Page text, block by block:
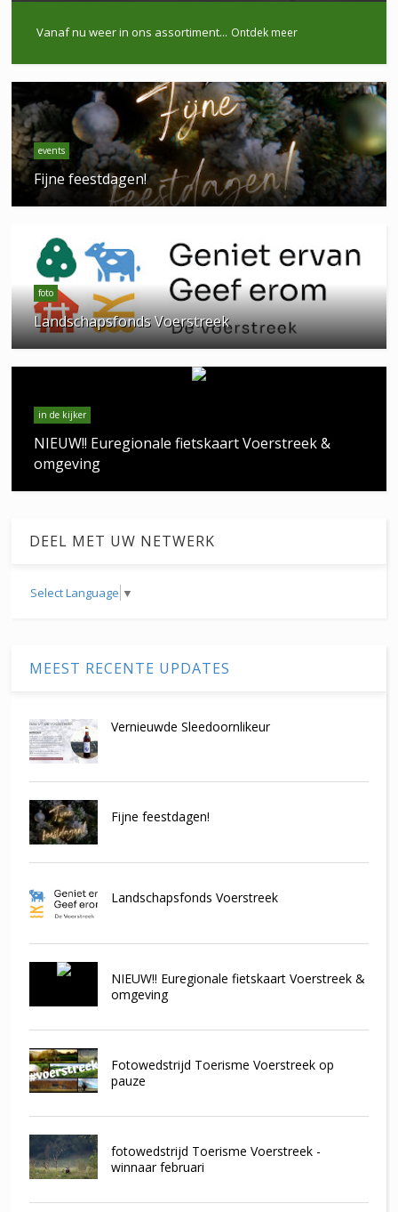
Vanaf nu weer in ons assortiment... Ontdek meer
events
Fijne feestdagen!
foto
Landschapsfonds Voerstreek
in de kijker
NIEUW!! Euregionale fietskaart Voerstreek &
omgeving
DEEL MET UW NETWERK
Select Language ▼
MEEST RECENTE UPDATES
Vernieuwde Sleedoornlikeur
Fijne feestdagen!
Landschapsfonds Voerstreek
NIEUW!! Euregionale fietskaart Voerstreek &
omgeving
Fotowedstrijd Toerisme Voerstreek op
pauze
fotowedstrijd Toerisme Voerstreek -
winnaar februari